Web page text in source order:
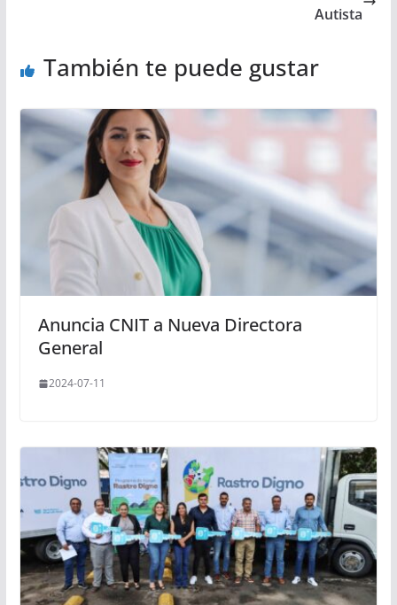
Autista
También te puede gustar
Anuncia CNIT a Nueva Directora
General
2024-07-11